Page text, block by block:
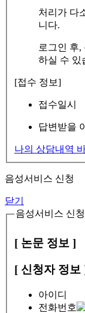
처리가 다
니다.
로그인 후,
하실 수 있
[접수 정보]
접수일시
답변받을
나의 상담내역
음성서비스 신청
닫기
음성서비스 신청
[ 논문 정보 ]
[ 신청자 정보
아이디
전화번호